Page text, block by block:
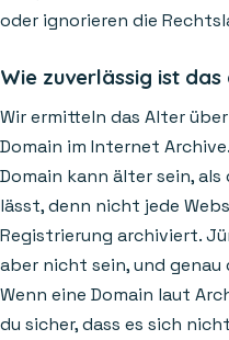
oder ignorieren die
Wie zuverlässig ist
Wir ermitteln das Alter
Domain im Internet
Domain kann älter sein,
lässt, denn nicht jede
Registrierung archiviert.
aber nicht sein, und
Wenn eine Domain laut
du sicher, dass es sich